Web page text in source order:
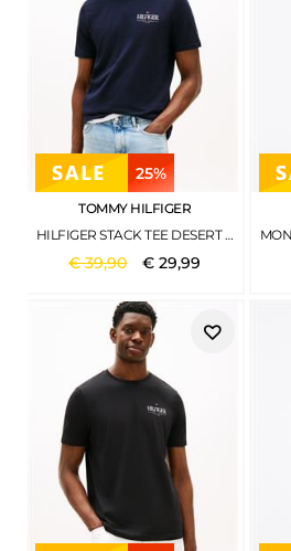
25%
TOMMY HILFIGER
HILFIGER STACK TEE DESERT SKY
€39,90 €29,99